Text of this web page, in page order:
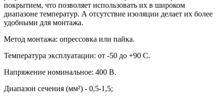
покрытием, что позволяет использовать их в широком
диапазоне температур. А отсутствие изоляции делает их более
удобными для монтажа.
Метод монтажа: опрессовка или пайка.
Температура эксплуатации: от -50 до +90 С.
Напряжение номинальное: 400 В.
Диапазон сечения (мм²) - 0,5-1,5;